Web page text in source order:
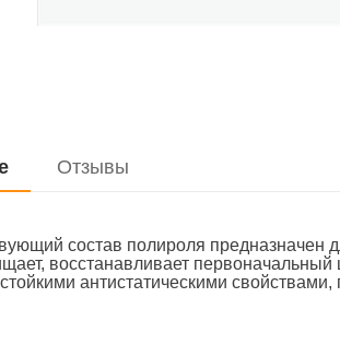
Отзывы
состав полироля предназначен
восстанавливает
антистатическими